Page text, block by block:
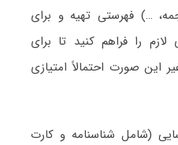
…) فهرستی تهیه و برای
را فراهم کنید تا برای
این صورت احتمالاً امتیازی
(شامل شناسنامه و کارت